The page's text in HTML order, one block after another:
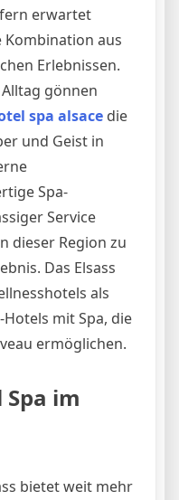
erwartet
Kombination aus
Erlebnissen.
gönnen
spa alsace die
und Geist in
Spa-
Service
dieser Region zu
Das Elsass
als
mit Spa, die
ermöglichen.
im
bietet weit mehr